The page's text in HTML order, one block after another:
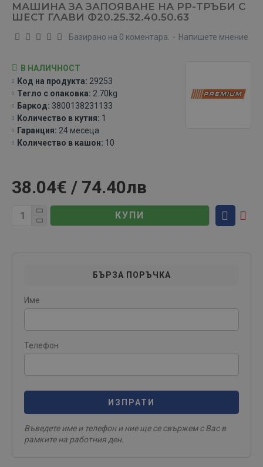
МАШИНА ЗА ЗАПОЯВАНЕ НА РР-ТРЪБИ С
ШЕСТ ГЛАВИ Ф20.25.32.40.50.63
В НАЛИЧНОСТ
Код на продукта: 29253
Тегло с опаковка: 2.70kg
Баркод: 3800138231133
Количество в кашон: 10
Количество в кутия: 1
Гаранция: 24 месеца
Базирано на 0 коментара. - Напишете мнение
38.04€ / 74.40лв
КУПИ
БЪРЗА ПОРЪЧКА
Име
Телефон
ИЗПРАТИ
Въведете име и телефон и ние ще се свържем с Вас в
рамките на работния ден.